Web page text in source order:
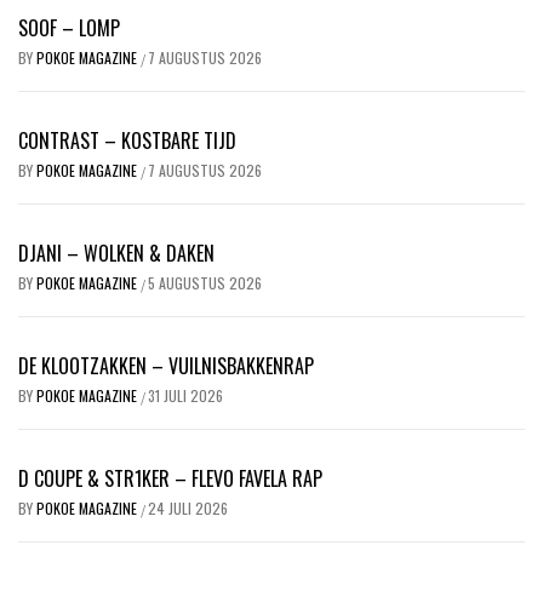
SOOF – LOMP
BYPOKOE MAGAZINE / 7 AUGUSTUS 2026
CONTRAST – KOSTBARE TIJD
BYPOKOE MAGAZINE / 7 AUGUSTUS 2026
DJANI – WOLKEN & DAKEN
BYPOKOE MAGAZINE /5 AUGUSTUS 2026
DE KLOOTZAKKEN – VUILNISBAKKENRAP
BYPOKOE MAGAZINE /31 JULI 2026
D COUPE & STR1KER – FLEVO FAVELA RAP
BYPOKOE MAGAZINE /24 JULI 2026